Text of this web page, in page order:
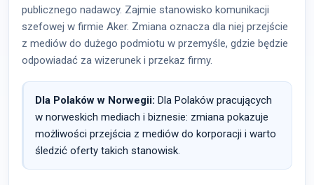
publicznego nadawcy. Zajmie stanowisko komunikacji
szefowej w firmie Aker. Zmiana oznacza dla niej przejście
z mediów do dużego podmiotu w przemyśle, gdzie będzie
odpowiadać za wizerunek i przekaz firmy.
Dla Polaków w Norwegii: Dla Polaków pracujących
w norweskich mediach i biznesie: zmiana pokazuje
możliwości przejścia z mediów do korporacji i warto
śledzić oferty takich stanowisk.